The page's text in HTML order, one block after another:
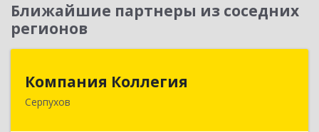
Ближайшие партнеры из соседних
регионов
Компания Коллегия
Серпухов
142211, Московская обл, Серпухов г, Оборонная